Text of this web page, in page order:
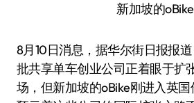
新加坡的oBike
8月10日消息，据华尔街日报报
批共享单车创业公司正着眼于扩
场，但新加坡的oBike刚进入英国